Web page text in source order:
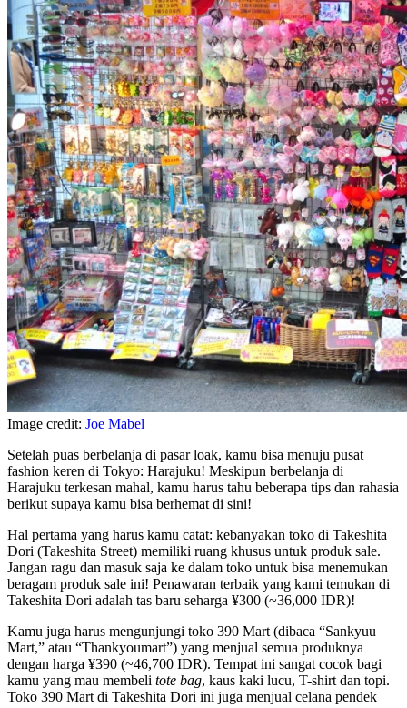
Image credit: Joe Mabel
Setelah puas berbelanja di pasar loak, kamu bisa menuju pusat
fashion keren di Tokyo: Harajuku! Meskipun berbelanja di
Harajuku terkesan mahal, kamu harus tahu beberapa tips dan rahasia
berikut supaya kamu bisa berhemat di sini!
Hal pertama yang harus kamu catat: kebanyakan toko di Takeshita
Dori (Takeshita Street) memiliki ruang khusus untuk produk sale.
Jangan ragu dan masuk saja ke dalam toko untuk bisa menemukan
beragam produk sale ini! Penawaran terbaik yang kami temukan di
Takeshita Dori adalah tas baru seharga ¥300 (~36,000 IDR)!
Kamu juga harus mengunjungi toko 390 Mart (dibaca “Sankyuu
Mart,” atau “Thankyoumart”) yang menjual semua produknya
dengan harga ¥390 (~46,700 IDR). Tempat ini sangat cocok bagi
kamu yang mau membeli tote bag, kaus kaki lucu, T-shirt dan topi.
Toko 390 Mart di Takeshita Dori ini juga menjual celana pendek